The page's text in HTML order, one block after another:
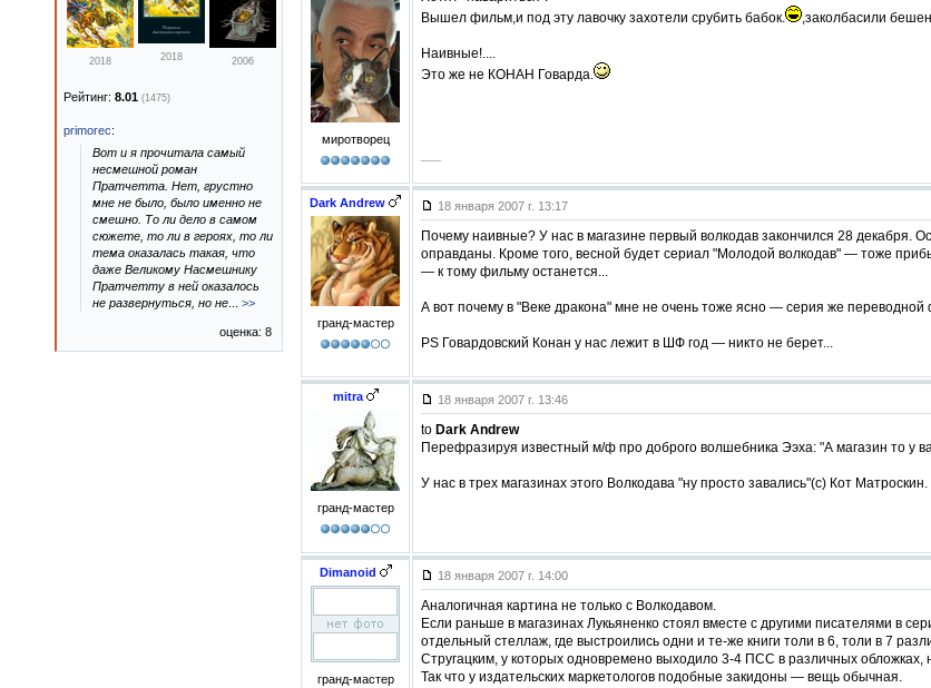
миротворец
Вышел фильм,и под эту лавочку захотели срубить бабок.
,заколбасили
Наивные!....
Это же не КОНАН Говарда.
–––
Dark Andrew
гранд-мастер
18 января 2007 г. 13:17
Почему наивные? У нас в магазине первый волкодав закончился 28 декабря.
оправданы. Кроме того, весной будет сериал "Молодой волкодав" — тоже
— к тому фильму останется...
А вот почему в "Веке дракона" мне не очень тоже ясно — серия же переводной
PS Говардовский Конан у нас лежит в ШФ год — никто не берет...
mitra
гранд-мастер
18 января 2007 г. 13:46
to Dark Andrew
Перефразируя известный м/ф про доброго волшебника Ээха: "А магазин то у
У нас в трех магазинах этого Волкодава "ну просто завались"(с) Кот
Dimanoid
гранд-мастер
18 января 2007 г. 14:00
Аналогичная картина не только с Волкодавом.
Если раньше в магазинах Лукьяненко стоял вместе с другими писателями в
отдельный стеллаж, где выстроились одни и те-же книги толи в 6, толи в 7
Стругацким, у которых одновремено выходило 3-4 ПСС в различных обложках,
Так что у издательских маркетологов подобные закидоны — вещь обычная.
2018 2018 2006
Рейтинг: 8.01 (1475)
primorec:
Вот и я прочитала самый
несмешной роман
Пратчетта. Нет, грустно
мне не было, было именно не
смешно. То ли дело в самом
сюжете, то ли в героях, то ли
тема оказалась такая, что
даже Великому Насмешнику
Пратчетту в ней оказалось
не развернуться, но не
>>
оценка: 8